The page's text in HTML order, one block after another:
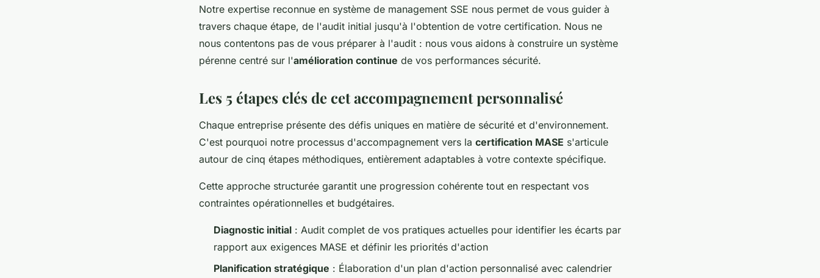
Notre expertise reconnue en système de management SSE nous permet de vous guider à
travers chaque étape, de l'audit initial jusqu'à l'obtention de votre certification. Nous ne
nous contentons pas de vous préparer à l'audit : nous vous aidons à construire un système
pérenne centré sur l'amélioration continue de vos performances sécurité.
Les 5 étapes clés de cet accompagnement personnalisé
Chaque entreprise présente des défis uniques en matière de sécurité et d'environnement.
C'est pourquoi notre processus d'accompagnement vers la certification MASE s'articule
autour de cinq étapes méthodiques, entièrement adaptables à votre contexte spécifique.
Cette approche structurée garantit une progression cohérente tout en respectant vos
contraintes opérationnelles et budgétaires.
Diagnostic initial : Audit complet de vos pratiques actuelles pour identifier les écarts par
rapport aux exigences MASE et définir les priorités d'action
Planification stratégique : Élaboration d'un plan d'action personnalisé avec calendrier